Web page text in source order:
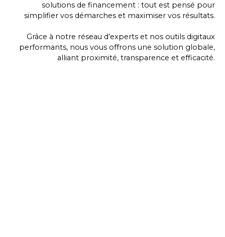
solutions de financement : tout est pensé pour
simplifier vos démarches et maximiser vos résultats.
Grâce à notre réseau d’experts et nos outils digitaux
performants, nous vous offrons une solution globale,
alliant proximité, transparence et efficacité.